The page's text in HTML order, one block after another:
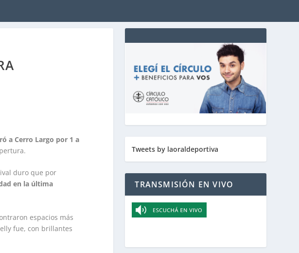
a Cerro Largo por 1 a
duro que por
en la última
espacios más
fue, con brillantes
Tweets by laoraldeportiva
TRANSMISIÓN EN VIVO